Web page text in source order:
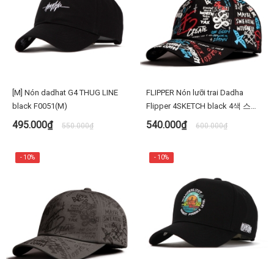
[M] Nón dadhat G4 THUG LINE
black F0051(M)
495.000₫ 550.000₫
FLIPPER Nón lưỡi trai Dadha
Flipper 4SKETCH black 4색 스케
치 볼캡 FL394
540.000₫ 600.000₫
- 10% - 10%